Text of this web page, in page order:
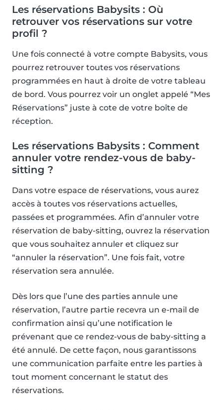
Les réservations Babysits : Où
retrouver vos réservations sur votre
profil ?
Une fois connecté à votre compte Babysits, vous
pourrez retrouver toutes vos réservations
programmées en haut à droite de votre tableau
de bord. Vous pourrez voir un onglet appelé “Mes
Réservations” juste à cote de votre boîte de
réception.
Les réservations Babysits : Comment
annuler votre rendez-vous de baby-
sitting ?
Dans votre espace de réservations, vous aurez
accès à toutes vos réservations actuelles,
passées et programmées. Afin d’annuler votre
réservation de baby-sitting, ouvrez la réservation
que vous souhaitez annuler et cliquez sur
“annuler la réservation”. Une fois fait, votre
réservation sera annulée.
Dès lors que l’une des parties annule une
réservation, l’autre partie recevra un e-mail de
confirmation ainsi qu’une notification le
prévenant que ce rendez-vous de baby-sitting a
été annulé. De cette façon, nous garantissons
une communication parfaite entre les parties à
tout moment concernant le statut des
réservations.